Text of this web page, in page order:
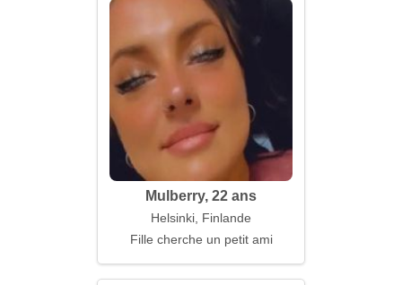
Mulberry, 22 ans
Helsinki, Finlande
Fille cherche un petit ami